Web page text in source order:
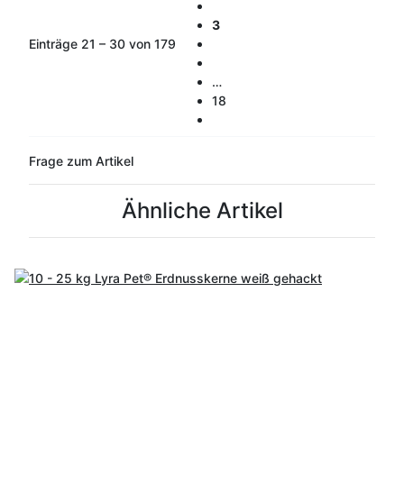
Einträge 21 – 30 von 179
3
…
18
Frage zum Artikel
Ähnliche Artikel